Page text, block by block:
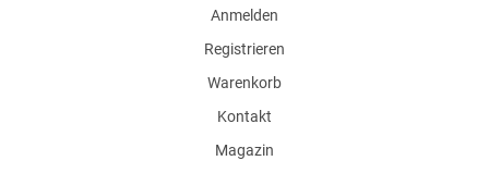
Anmelden
Registrieren
Warenkorb
Kontakt
Magazin